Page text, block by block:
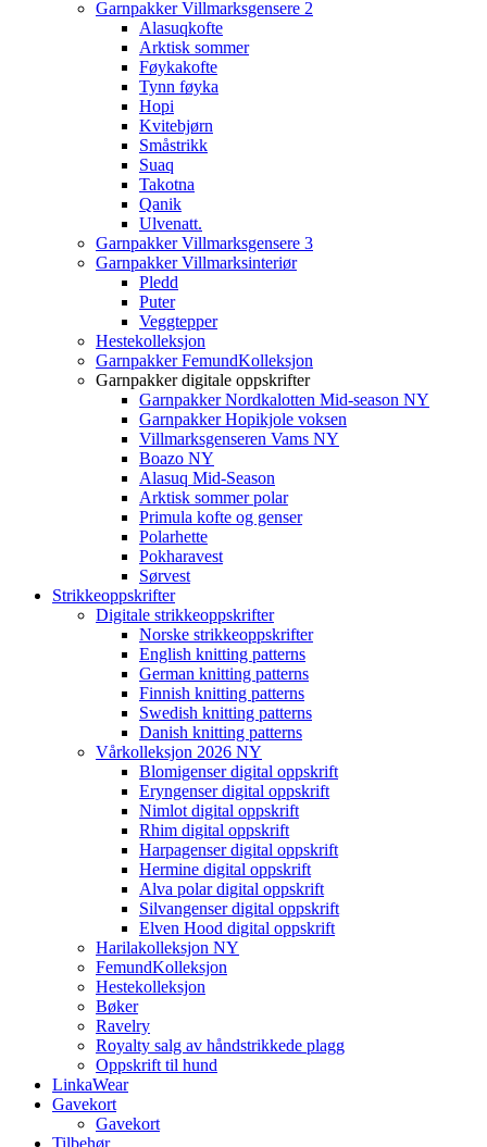
Garnpakker Villmarksgensere 2
Alasuqkofte
Arktisk sommer
Føykakofte
Tynn føyka
Hopi
Kvitebjørn
Småstrikk
Suaq
Takotna
Qanik
Ulvenatt.
Garnpakker Villmarksgensere 3
Garnpakker Villmarksinteriør
Pledd
Puter
Veggtepper
Hestekolleksjon
Garnpakker FemundKolleksjon
Garnpakker digitale oppskrifter
Garnpakker Nordkalotten Mid-season NY
Garnpakker Hopikjole voksen
Villmarksgenseren Vams NY
Boazo NY
Alasuq Mid-Season
Arktisk sommer polar
Primula kofte og genser
Polarhette
Pokharavest
Sørvest
Strikkeoppskrifter
Digitale strikkeoppskrifter
Norske strikkeoppskrifter
English knitting patterns
German knitting patterns
Finnish knitting patterns
Swedish knitting patterns
Danish knitting patterns
Vårkolleksjon 2026 NY
Blomigenser digital oppskrift
Eryngenser digital oppskrift
Nimlot digital oppskrift
Rhim digital oppskrift
Harpagenser digital oppskrift
Hermine digital oppskrift
Alva polar digital oppskrift
Silvangenser digital oppskrift
Elven Hood digital oppskrift
Harilakolleksjon NY
FemundKolleksjon
Hestekolleksjon
Bøker
Ravelry
Royalty salg av håndstrikkede plagg
Oppskrift til hund
LinkaWear
Gavekort
Gavekort
Tilbehør